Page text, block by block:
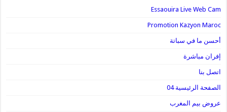
Essaouira Live Web Cam
Promotion Kazyon Maroc
أحسن ما في سباتة
إفران مباشرة
اتصل بنا
الصفحة الرئيسية 04
عروض بيم المغرب